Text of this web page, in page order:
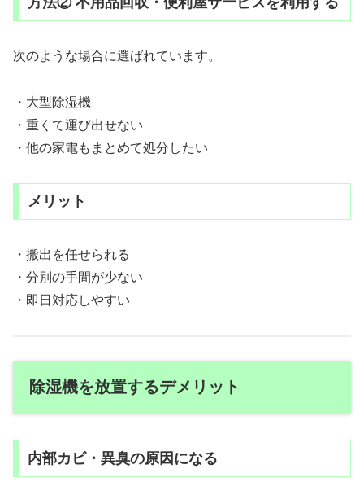
次のような場合に選ばれています。
・大型除湿機
・重くて運び出せない
・他の家電もまとめて処分したい
メリット
・搬出を任せられる
・分別の手間が少ない
・即日対応しやすい
除湿機を放置するデメリット
内部カビ・異臭の原因になる